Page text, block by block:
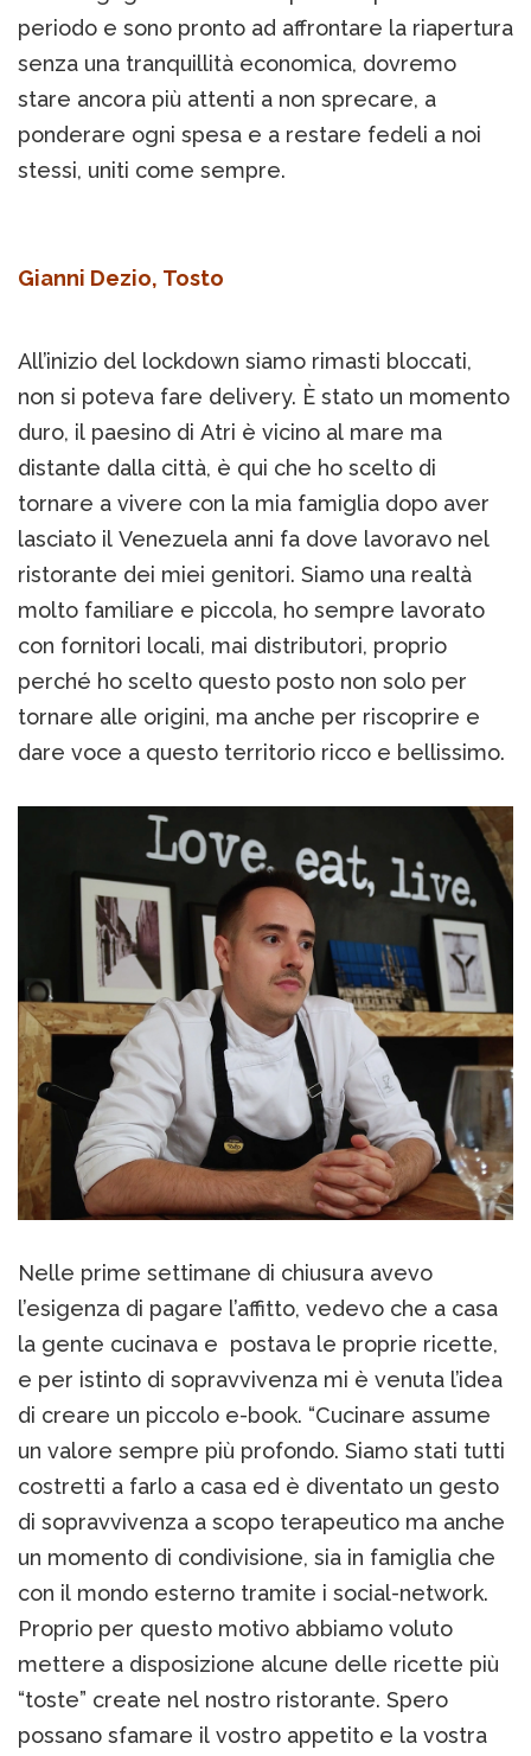
periodo e sono pronto ad affrontare la riapertura
senza una tranquillità economica, dovremo
stare ancora più attenti a non sprecare, a
ponderare ogni spesa e a restare fedeli a noi
stessi, uniti come sempre.
Gianni Dezio, Tosto
All’inizio del lockdown siamo rimasti bloccati,
non si poteva fare delivery. È stato un momento
duro, il paesino di Atri è vicino al mare ma
distante dalla città, è qui che ho scelto di
tornare a vivere con la mia famiglia dopo aver
lasciato il Venezuela anni fa dove lavoravo nel
ristorante dei miei genitori. Siamo una realtà
molto familiare e piccola, ho sempre lavorato
con fornitori locali, mai distributori, proprio
perché ho scelto questo posto non solo per
tornare alle origini, ma anche per riscoprire e
dare voce a questo territorio ricco e bellissimo.
Nelle prime settimane di chiusura avevo
l’esigenza di pagare l’affitto, vedevo che a casa
la gente cucinava e postava le proprie ricette,
e per istinto di sopravvivenza mi è venuta l’idea
di creare un piccolo e-book. “Cucinare assume
un valore sempre più profondo. Siamo stati tutti
costretti a farlo a casa ed è diventato un gesto
di sopravvivenza a scopo terapeutico ma anche
un momento di condivisione, sia in famiglia che
con il mondo esterno tramite i social-network.
Proprio per questo motivo abbiamo voluto
mettere a disposizione alcune delle ricette più
“toste” create nel nostro ristorante. Spero
possano sfamare il vostro appetito e la vostra